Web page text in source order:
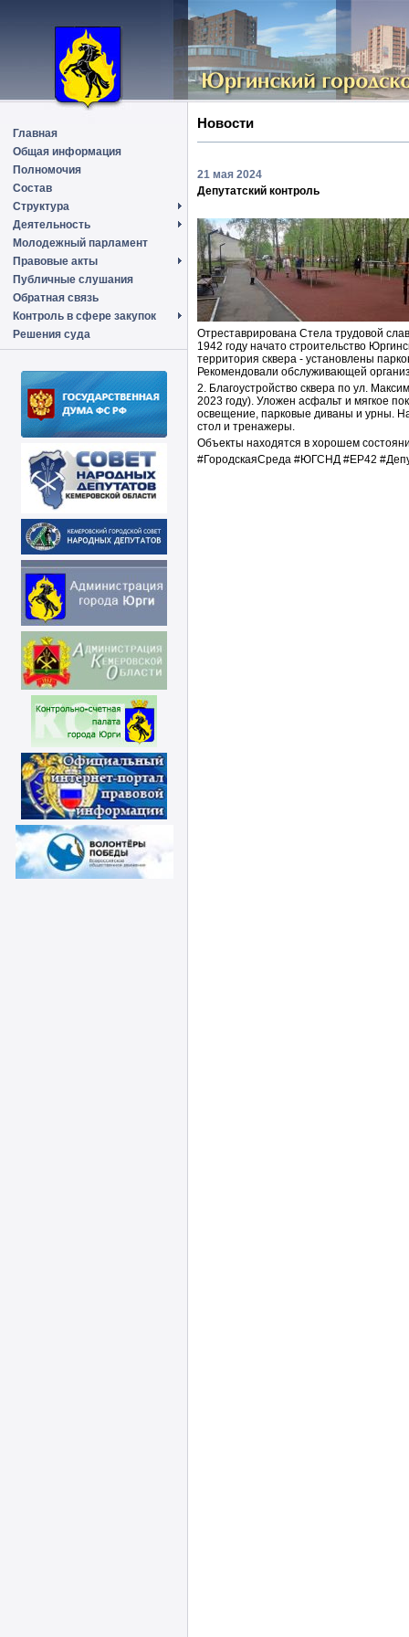
Главная
Общая информация
Полномочия
Состав
Структура
Деятельность
Молодежный парламент
Правовые акты
Публичные слушания
Обратная связь
Контроль в сфере закупок
Решения суда
Новости
21 мая 2024
Депутатский контроль
Отреставрирована Стела трудовой
1942 году начато строительство
территория сквера - установлены
Рекомендовали обслуживающей
2. Благоустройство сквера по ул.
2023 году). Уложен асфальт и мягкое
освещение, парковые диваны и урны.
стол и тренажеры.
Объекты находятся в хорошем
#ГородскаяСреда #ЮГСНД #ЕР42